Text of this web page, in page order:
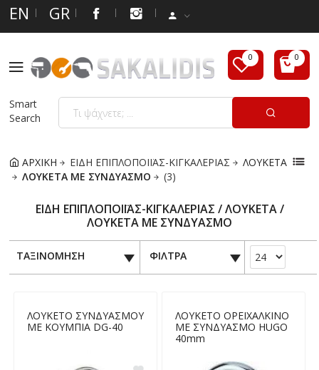
EN GR
Smart
Search
ΑΡΧΙΚΗ ΕΙΔΗ ΕΠΙΠΛΟΠΟΙΪΑΣ-ΚΙΓΚΑΛΕΡΙΑΣ
ΛΟΥΚΕΤΑ
ΛΟΥΚΕΤΑ ΜΕ ΣΥΝΔΥΑΣΜΟ
(3)
ΕΙΔΗ ΕΠΙΠΛΟΠΟΙΪΑΣ-ΚΙΓΚΑΛΕΡΙΑΣ / ΛΟΥΚΕΤΑ /
ΛΟΥΚΕΤΑ ΜΕ ΣΥΝΔΥΑΣΜΟ
ΤΑΞΙΝΟΜΗΣΗ ΦΙΛΤΡΑ
ΛΟΥΚΕΤΟ ΣΥΝΔΥΑΣΜΟΥ
ΜΕ ΚΟΥΜΠΙΑ DG-40
ΛΟΥΚΕΤΟ ΟΡΕΙΧΑΛΚΙΝΟ
ΜΕ ΣΥΝΔΥΑΣΜΟ HUGO
40mm